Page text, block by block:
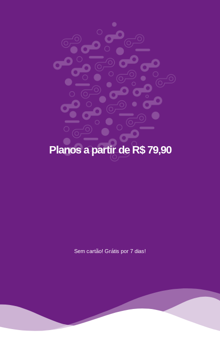
Sem cartão! Grátis por 7 dias!
Planos a partir de R$ 79,90